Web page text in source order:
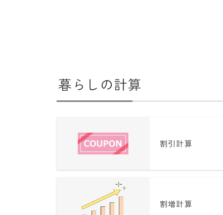
暮らしの計算
割引計算
割増計算